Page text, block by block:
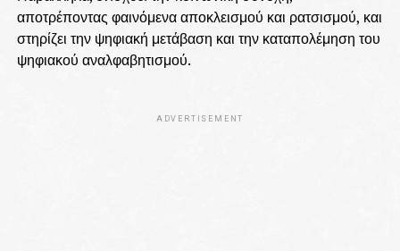
αποτρέποντας φαινόμενα αποκλεισμού και ρατσισμού, και
στηρίζει την ψηφιακή μετάβαση και την καταπολέμηση του
ψηφιακού αναλφαβητισμού.
ADVERTISEMENT